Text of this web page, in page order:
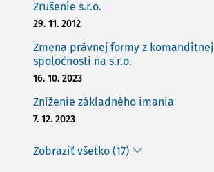
Zrušenie s.r.o.
29. 11. 2012
Zmena právnej formy z komanditnej
spoločnosti na s.r.o.
16. 10. 2023
Zníženie základného imania
7. 12. 2023
Zobraziť všetko (17)